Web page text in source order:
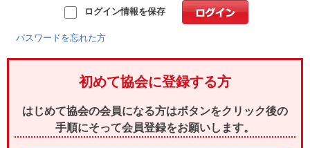
ログイン情報を保存
パスワードを忘れた方
初めて協会に登録する方
はじめて協会の会員になる方はボタンをクリック後の
手順にそって会員登録をお願いします。